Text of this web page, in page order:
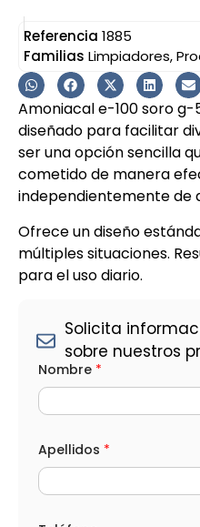
Referencia 1885
Familias Limpiadores,
Amoniacal e-100 soro
diseñado para facilitar
ser una opción sencilla
cometido de manera
independientemente de
Ofrece un diseño
múltiples situaciones.
para el uso diario.
Solicita
sobre nuestros
e
l
c
r
ó
n
Nombre *
Apellidos *